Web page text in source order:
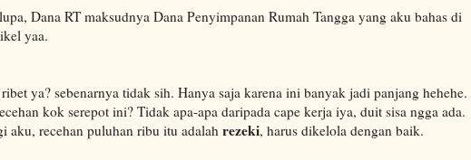
Dana RT maksudnya Dana Penyimpanan Rumah Tangga yang aku bahas di
yaa.
ya? sebenarnya tidak sih. Hanya saja karena ini banyak jadi panjang hehehe.
kok serepot ini? Tidak apa-apa daripada cape kerja iya, duit sisa ngga ada.
aku, recehan puluhan ribu itu adalah rezeki, harus dikelola dengan baik.